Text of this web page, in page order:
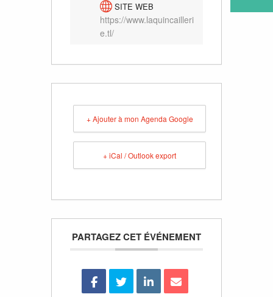
SITE WEB
https://www.laquincailleri
e.tl/
+ Ajouter à mon Agenda Google
+ iCal / Outlook export
PARTAGEZ CET ÉVÉNEMENT